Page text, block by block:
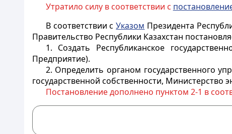
Утратило силу в соответствии с
В соответствии сУказом Президента
Правительство Республики Казахстан
1. Создать Республиканское
Предприятие).
2. Определить органом государственного
государственной собственности, Министерство
Постановление дополнено пунктом 2-1 в